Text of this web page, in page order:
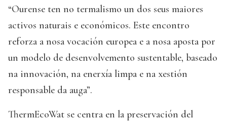
“Ourense ten no termalismo un dos seus maiores
activos naturais e económicos. Este encontro
reforza a nosa vocación europea e a nosa aposta por
un modelo de desenvolvemento sustentable, baseado
na innovación, na enerxía limpa e na xestión
responsable da auga”.
ThermEcoWat se centra en la preservación del